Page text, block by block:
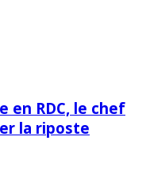
en RDC, le chef
la riposte